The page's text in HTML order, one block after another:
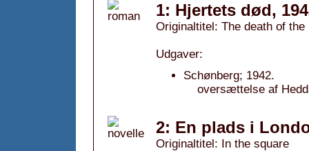
1: Hjertets død,
Originaltitel: The death of the
Udgaver:
Schønberg; 1942.
oversættelse af
2: En plads i
Originaltitel: In the square